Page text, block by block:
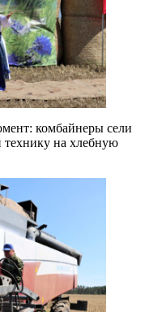
комбайнеры сели
технику на хлебную